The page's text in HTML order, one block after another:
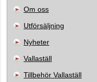
Om oss
Utförsäljning
Nyheter
Vallaställ
Tillbehör Vallaställ